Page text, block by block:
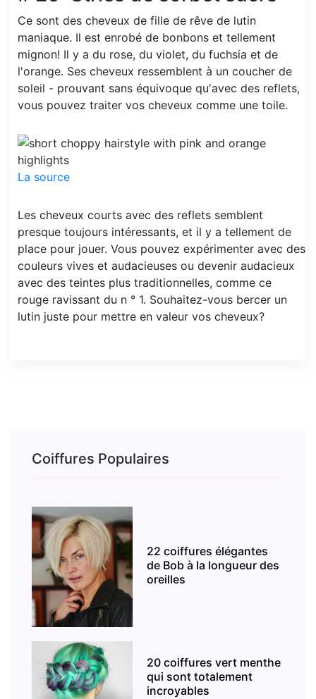
Ce sont des cheveux de fille de rêve de lutin
maniaque. Il est enrobé de bonbons et tellement
mignon! Il y a du rose, du violet, du fuchsia et de
l'orange. Ses cheveux ressemblent à un coucher de
soleil - prouvant sans équivoque qu'avec des reflets,
vous pouvez traiter vos cheveux comme une toile.
La source
Les cheveux courts avec des reflets semblent
presque toujours intéressants, et il y a tellement de
place pour jouer. Vous pouvez expérimenter avec des
couleurs vives et audacieuses ou devenir audacieux
avec des teintes plus traditionnelles, comme ce
rouge ravissant du n ° 1. Souhaitez-vous bercer un
lutin juste pour mettre en valeur vos cheveux?
Coiffures Populaires
22 coiffures élégantes
de Bob à la longueur des
oreilles
20 coiffures vert menthe
qui sont totalement
incroyables